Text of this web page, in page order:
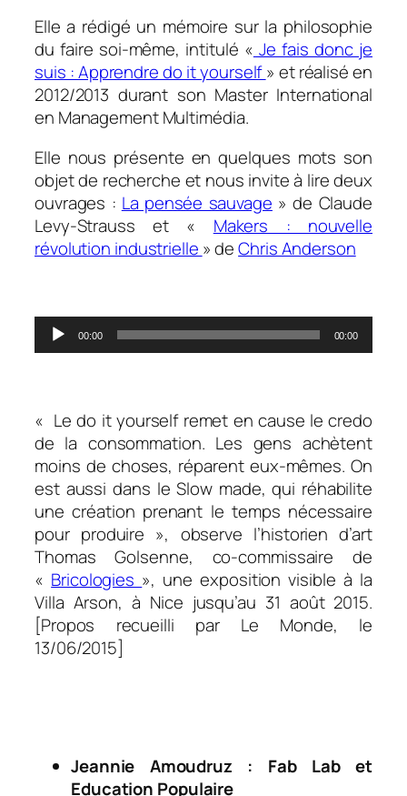
Elle a rédigé un mémoire sur la philosophie
du faire soi-même, intitulé « Je fais donc je
suis : Apprendre do it yourself» et réalisé en
2012/2013 durant son Master International
en Management Multimédia.
Elle nous présente en quelques mots son
objet de recherche et nous invite à lire deux
ouvrages : La pensée sauvage » de Claude
Levy-Strauss et « Makers : nouvelle
révolution industrielle » deChris Anderson
Lecteur
audio
00:00 00:00
« Le do it yourself remet en cause le credo
de la consommation. Les gens achètent
moins de choses, réparent eux-mêmes. On
est aussi dans le Slow made, qui réhabilite
une création prenant le temps nécessaire
pour produire », observe l’historien d’art
Thomas Golsenne, co-commissaire de
« Bricologies », une exposition visible à la
Villa Arson, à Nice jusqu’au 31 août 2015.
[Propos recueilli par Le Monde, le
13/06/2015]
Jeannie Amoudruz : Fab Lab et
Education Populaire